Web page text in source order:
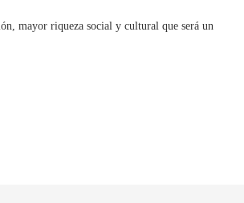
mayor riqueza social y cultural que será un